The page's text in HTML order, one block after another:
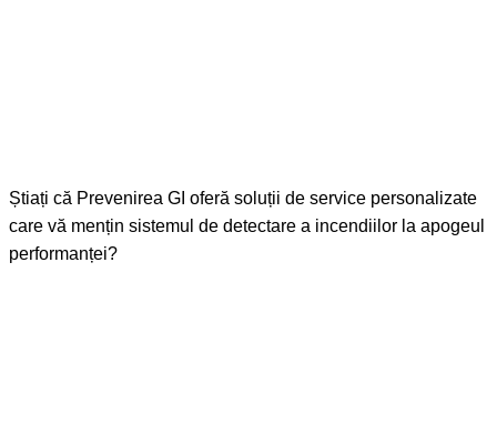
Știați că Prevenirea GI oferă soluții de service personalizate
care vă mențin sistemul de detectare a incendiilor la apogeul
performanței?